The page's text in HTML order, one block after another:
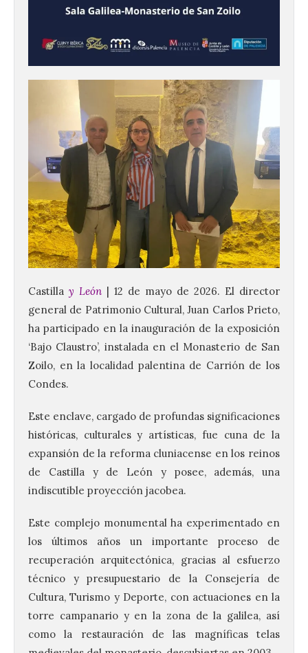
Castilla y León | 12 de mayo de 2026. El director
general de Patrimonio Cultural, Juan Carlos Prieto,
ha participado en la inauguración de la exposición
‘Bajo Claustro’, instalada en el Monasterio de San
Zoilo, en la localidad palentina de Carrión de los
Condes.
Este enclave, cargado de profundas significaciones
históricas, culturales y artísticas, fue cuna de la
expansión de la reforma cluniacense en los reinos
de Castilla y de León y posee, además, una
indiscutible proyección jacobea.
Este complejo monumental ha experimentado en
los últimos años un importante proceso de
recuperación arquitectónica, gracias al esfuerzo
técnico y presupuestario de la Consejería de
Cultura, Turismo y Deporte, con actuaciones en la
torre campanario y en la zona de la galilea, así
como la restauración de las magníficas telas